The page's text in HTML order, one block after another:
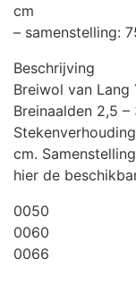
cm
– samenstelling:
Beschrijving
Breiwol van Lang
Breinaalden 2,5
cm.
hier de
0050
0060
0066